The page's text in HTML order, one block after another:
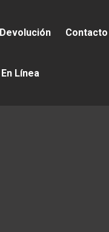
Contacto
Línea